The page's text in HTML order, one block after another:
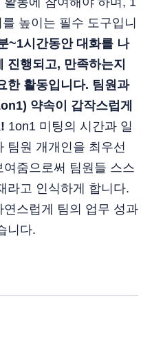
높이는 필수 도구입니
~1시간동안 대화를 나
진행되고, 만족하는지
한 활동입니다. 팀원과
약속이 갑작스럽게
1on1 미팅의 시간과 일
팀원 개개인을 최우선
줌으로써 팀원들 스스
라고 인식하게 합니다.
스럽게 팀의 업무 성과
니다.